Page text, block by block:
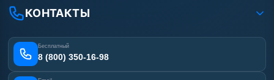
Статьи
Лизинг
Получить скидку
Сертификаты
Наши работы
Отзывы наших клиентов
Карта сайта
КОНТАКТЫ
Бесплатный
8 (800) 350-16-98